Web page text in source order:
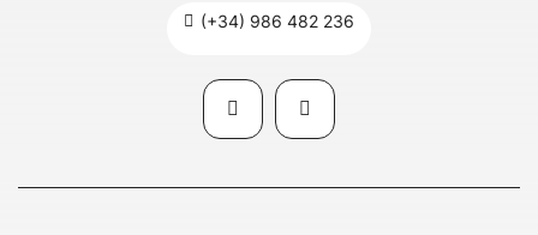
(+34) 986 482 236